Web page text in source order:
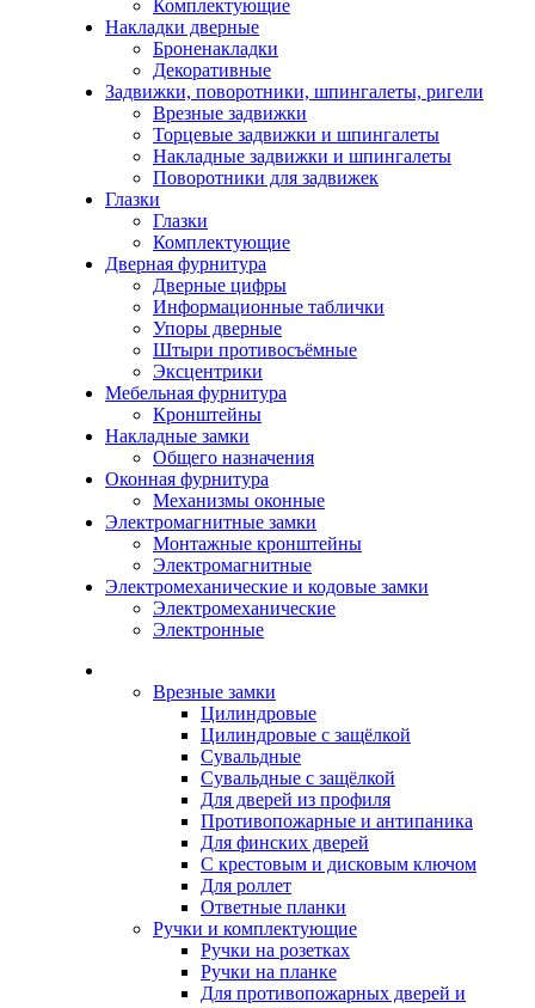
Комплектующие
Накладки дверные
Броненакладки
Декоративные
Задвижки, поворотники, шпингалеты, ригели
Врезные задвижки
Торцевые задвижки и шпингалеты
Накладные задвижки и шпингалеты
Поворотники для задвижек
Глазки
Глазки
Комплектующие
Дверная фурнитура
Дверные цифры
Информационные таблички
Упоры дверные
Штыри противосъёмные
Эксцентрики
Мебельная фурнитура
Кронштейны
Накладные замки
Общего назначения
Оконная фурнитура
Механизмы оконные
Электромагнитные замки
Монтажные кронштейны
Электромагнитные
Электромеханические и кодовые замки
Электромеханические
Электронные
Врезные замки
Цилиндровые
Цилиндровые с защёлкой
Сувальдные
Сувальдные с защёлкой
Для дверей из профиля
Противопожарные и антипаника
Для финских дверей
С крестовым и дисковым ключом
Для роллет
Ответные планки
Ручки и комплектующие
Ручки на розетках
Ручки на планке
Для противопожарных дверей и